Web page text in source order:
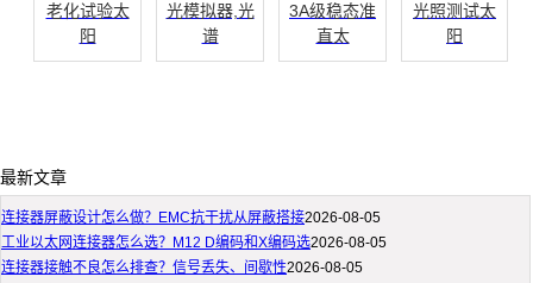
老化试验太
阳
光模拟器,光
谱
3A级稳态准
直太
光照测试太
阳
最新文章
连接器屏蔽设计怎么做？EMC抗干扰从屏蔽搭接2026-08-05
工业以太网连接器怎么选？M12 D编码和X编码选2026-08-05
连接器接触不良怎么排查？信号丢失、间歇性2026-08-05